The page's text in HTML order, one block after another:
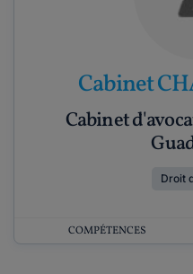
Cabinet
Cabinet
Droit
COMPÉTENCES